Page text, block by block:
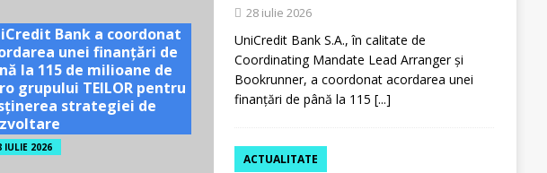
Bank a coordonat
unei finanțări de
la 115 de milioane de
grupului TEILOR pentru
strategiei de
IULIE 2026
28 iulie 2026
UniCredit Bank S.A., în calitate de
Coordinating Mandate Lead Arranger și
Bookrunner, a coordonat acordarea unei
finanțări de până la 115 [...]
ACTUALITATE